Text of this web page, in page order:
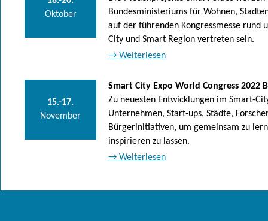
Oktober
Bundesministeriums für Wohnen,
auf der führenden Kongressmesse rund
City und Smart Region vertreten sein.
→ Weiterlesen
15.-17.
November
Smart City Expo World Congress 2022
Zu neuesten Entwicklungen im Smart-
Unternehmen, Start-ups, Städte,
Bürgerinitiativen, um gemeinsam zu
inspirieren zu lassen.
→ Weiterlesen